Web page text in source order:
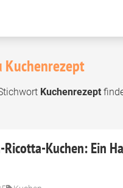
Kuchenrezept
Kuchen: Ein